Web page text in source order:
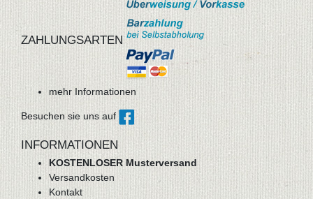
ZAHLUNGSARTEN
mehr Informationen
Besuchen sie uns auf
INFORMATIONEN
KOSTENLOSER Musterversand
Versandkosten
Kontakt